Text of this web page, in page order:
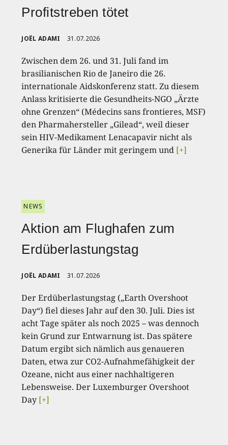
Profitstreben tötet
JOËL ADAMI 31.07.2026
Zwischen dem 26. und 31. Juli fand im
brasilianischen Rio de Janeiro die 26.
internationale Aidskonferenz statt. Zu diesem
Anlass kritisierte die Gesundheits-NGO „Ärzte
ohne Grenzen“ (Médecins sans frontieres, MSF)
den Pharmahersteller „Gilead“, weil dieser
sein HIV-Medikament Lenacapavir nicht als
Generika für Länder mit geringem und [+]
NEWS
Aktion am Flughafen zum
Erdüberlastungstag
JOËL ADAMI 31.07.2026
Der Erdüberlastungstag („Earth Overshoot
Day“) fiel dieses Jahr auf den 30. Juli. Dies ist
acht Tage später als noch 2025 – was dennoch
kein Grund zur Entwarnung ist. Das spätere
Datum ergibt sich nämlich aus genaueren
Daten, etwa zur CO2-Aufnahmefähigkeit der
Ozeane, nicht aus einer nachhaltigeren
Lebensweise. Der Luxemburger Overshoot
Day [+]